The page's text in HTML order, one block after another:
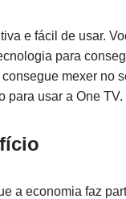
e fácil de usar.
para
mexer no
para usar a One TV.
a economia faz